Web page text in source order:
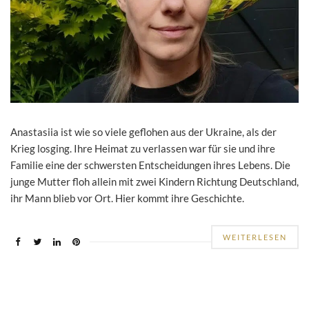
Anastasiia ist wie so viele geflohen aus der Ukraine, als der
Krieg losging. Ihre Heimat zu verlassen war für sie und ihre
Familie eine der schwersten Entscheidungen ihres Lebens. Die
junge Mutter floh allein mit zwei Kindern Richtung Deutschland,
ihr Mann blieb vor Ort. Hier kommt ihre Geschichte.
WEITERLESEN